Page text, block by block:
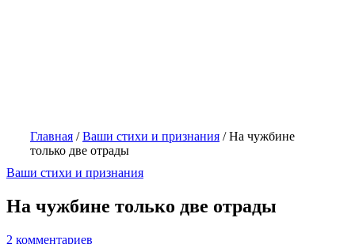
Главная /Ваши стихи и признания /На чужбине
только две отрады
Ваши стихи и признания
На чужбине только две отрады
2 комментариев